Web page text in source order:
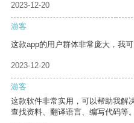
2023-12-20
游客
这款app的用户群体非常庞大，我
2023-12-20
游客
这款软件非常实用，可以帮助我解
查找资料、翻译语言、编写代码等。